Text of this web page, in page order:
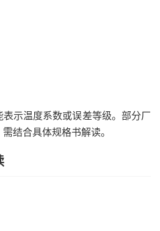
示温度系数或误差等级。部分厂
结合具体规格书解读。